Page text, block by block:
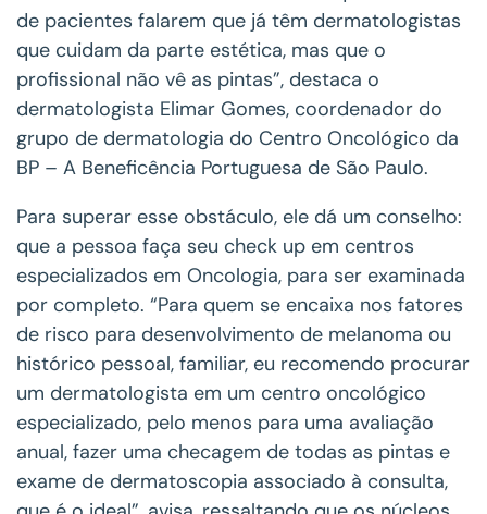
de pacientes falarem que já têm dermatologistas
que cuidam da parte estética, mas que o
profissional não vê as pintas”, destaca o
dermatologista Elimar Gomes, coordenador do
grupo de dermatologia do Centro Oncológico da
BP – A Beneficência Portuguesa de São Paulo.
Para superar esse obstáculo, ele dá um conselho:
que a pessoa faça seu check up em centros
especializados em Oncologia, para ser examinada
por completo. “Para quem se encaixa nos fatores
de risco para desenvolvimento de melanoma ou
histórico pessoal, familiar, eu recomendo procurar
um dermatologista em um centro oncológico
especializado, pelo menos para uma avaliação
anual, fazer uma checagem de todas as pintas e
exame de dermatoscopia associado à consulta,